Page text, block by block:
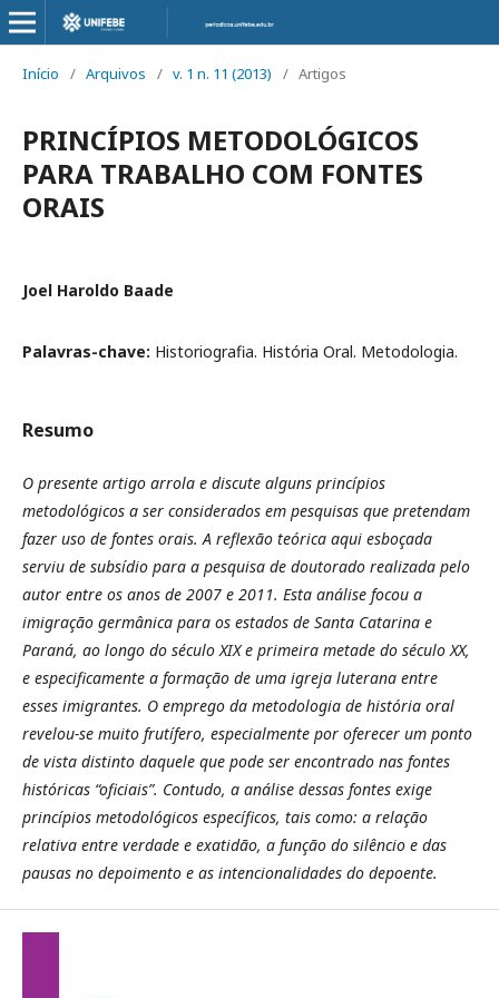
Início / Arquivos / v. 1 n. 11 (2013) / Artigos
PRINCÍPIOS METODOLÓGICOS
PARA TRABALHO COM FONTES
ORAIS
Joel Haroldo Baade
Palavras-chave: Historiografia. História Oral. Metodologia.
Resumo
O presente artigo arrola e discute alguns princípios
metodológicos a ser considerados em pesquisas que pretendam
fazer uso de fontes orais. A reflexão teórica aqui esboçada
serviu de subsídio para a pesquisa de doutorado realizada pelo
autor entre os anos de 2007 e 2011. Esta análise focou a
imigração germânica para os estados de Santa Catarina e
Paraná, ao longo do século XIX e primeira metade do século XX,
e especificamente a formação de uma igreja luterana entre
esses imigrantes. O emprego da metodologia de história oral
revelou-se muito frutífero, especialmente por oferecer um ponto
de vista distinto daquele que pode ser encontrado nas fontes
históricas “oficiais”. Contudo, a análise dessas fontes exige
princípios metodológicos específicos, tais como: a relação
relativa entre verdade e exatidão, a função do silêncio e das
pausas no depoimento e as intencionalidades do depoente.